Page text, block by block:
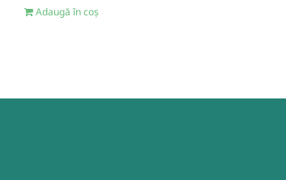
Adaugă în coș